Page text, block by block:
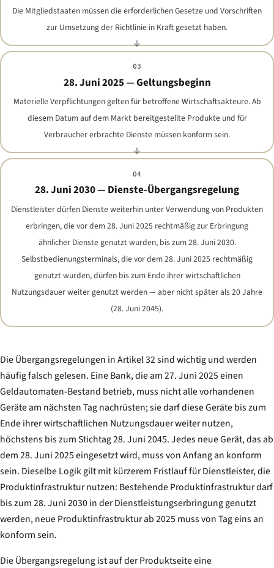
Die Mitgliedstaaten müssen die erforderlichen Gesetze und Vorschriften
zur Umsetzung der Richtlinie in Kraft gesetzt haben.
03
28. Juni 2025 — Geltungsbeginn
Materielle Verpflichtungen gelten für betroffene Wirtschaftsakteure. Ab
diesem Datum auf dem Markt bereitgestellte Produkte und für
Verbraucher erbrachte Dienste müssen konform sein.
04
28. Juni 2030 — Dienste-Übergangsregelung
Dienstleister dürfen Dienste weiterhin unter Verwendung von Produkten
erbringen, die vor dem 28. Juni 2025 rechtmäßig zur Erbringung
ähnlicher Dienste genutzt wurden, bis zum 28. Juni 2030.
Selbstbedienungsterminals, die vor dem 28. Juni 2025 rechtmäßig
genutzt wurden, dürfen bis zum Ende ihrer wirtschaftlichen
Nutzungsdauer weiter genutzt werden — aber nicht später als 20 Jahre
(28. Juni 2045).
Die Übergangsregelungen in Artikel 32 sind wichtig und werden
häufig falsch gelesen. Eine Bank, die am 27. Juni 2025 einen
Geldautomaten-Bestand betrieb, muss nicht alle vorhandenen
Geräte am nächsten Tag nachrüsten; sie darf diese Geräte bis zum
Ende ihrer wirtschaftlichen Nutzungsdauer weiter nutzen,
höchstens bis zum Stichtag 28. Juni 2045. Jedes neue Gerät, das ab
dem 28. Juni 2025 eingesetzt wird, muss von Anfang an konform
sein. Dieselbe Logik gilt mit kürzerem Fristlauf für Dienstleister, die
Produktinfrastruktur nutzen: Bestehende Produktinfrastruktur darf
bis zum 28. Juni 2030 in der Dienstleistungserbringung genutzt
werden, neue Produktinfrastruktur ab 2025 muss von Tag eins an
konform sein.
Die Übergangsregelung ist auf der Produktseite eine